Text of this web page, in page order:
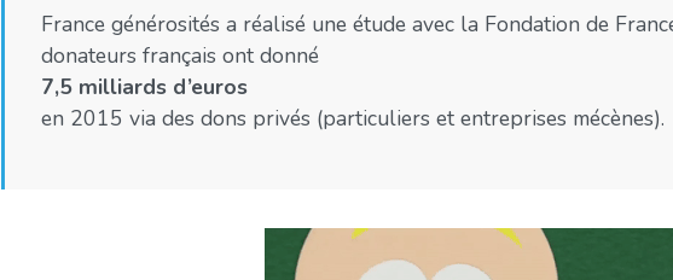
France générosités a réalisé une étude avec la Fondation de
donateurs français ont donné
7,5 milliards d’euros
en 2015 via des dons privés (particuliers et entreprises mécènes).